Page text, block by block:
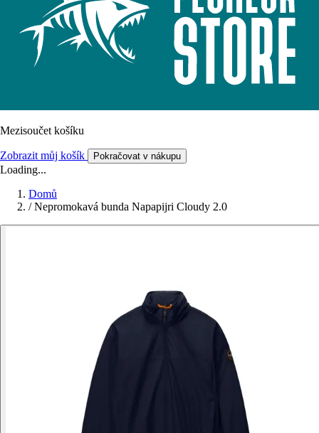
Mezisoučet košíku
Zobrazit můj košík Pokračovat v nákupu
Loading...
Domů
/ Nepromokavá bunda Napapijri Cloudy 2.0